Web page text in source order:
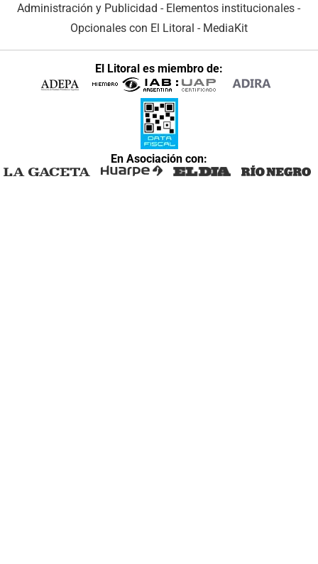
Administración y Publicidad - Elementos institucionales -
Opcionales con El Litoral - MediaKit
El Litoral es miembro de:
En Asociación con: